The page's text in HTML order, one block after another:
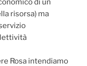
di un
risorsa) ma
Rosa intendiamo